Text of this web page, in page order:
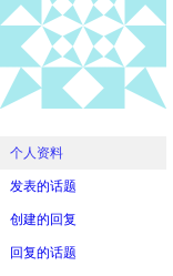
个人资料
发表的话题
创建的回复
回复的话题